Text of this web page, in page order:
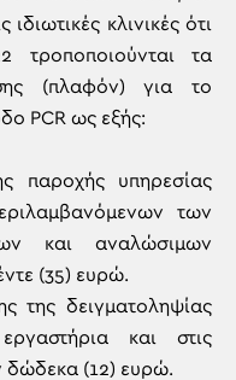
κλινικές ότι
τα
(πλαφόν) για το
PCR ως εξής:
παροχής υπηρεσίας
των
και αναλώσιμων
(35) ευρώ.
της δειγματοληψίας
και στις
δώδεκα (12) ευρώ.